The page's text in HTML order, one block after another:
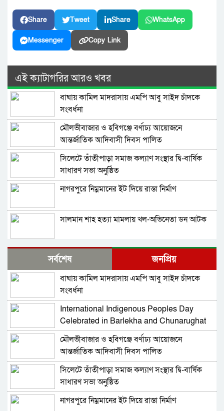
Share Tweet Share WhatsApp
Messenger Copy Link
এই ক্যাটাগরির আরও খবর
বাঘায় কামিল মাদরাসায় এমপি আবু সাইদ চাঁদকে
সংবর্ধনা
মৌলভীবাজার ও হবিগঞ্জে বর্ণাঢ্য আয়োজনে
আন্তর্জাতিক আদিবাসী দিবস পালিত
সিলেটে তাঁতীপাড়া সমাজ কল্যাণ সংস্থার দ্বি-বার্ষিক
সাধারণ সভা অনুষ্ঠিত
নাগরপুরে নিম্নমানের ইট দিয়ে রাস্তা নির্মাণ
সালমান শাহ হত্যা মামলায় খল-অভিনেতা ডন আটক
নাগরপুরে এনসিপির আহ্বায়ক কমিটি অনুমোদন:
আহ্বায়ক তারিয়াশ পলাশ, সদস্য সচিব সরদার
আশরাফ
সবুজ বাংলাদেশ গড়ার প্রত্যয়ে সিলেটে বাবৌযুপ’র
দ্বিতীয় পর্যায়ে বৃক্ষরোপণ কর্মসূচি সম্পন্ন
আবারও আলিয়া মাদ্রাসা এলাকায় সংঘর্ষের আশঙ্কা,
পুলিশ মোতায়েন
সিলেট মিউজিক অ্যাসোসিয়েশন ২১ সদস্যবিশিষ্ট
প্রতিষ্ঠাকালীন কমিটি ঘোষণা
বাঘা পৌরসভায় রাস্তা ও ড্রেনের কাজের ভিত্তিপ্রস্তর
স্থাপন করলেন-এমপি চাঁদ
নিরাপত্তার নিশ্চয়তা পেলে ‘দেশে ফিরতে প্রস্তুত’ সাকিব,
সর্বশেষ জনপ্রিয়
বাঘায় কামিল মাদরাসায় এমপি আবু সাইদ চাঁদকে
সংবর্ধনা
International Indigenous Peoples Day
Celebrated in Barlekha and Chunarughat
মৌলভীবাজার ও হবিগঞ্জে বর্ণাঢ্য আয়োজনে
আন্তর্জাতিক আদিবাসী দিবস পালিত
সিলেটে তাঁতীপাড়া সমাজ কল্যাণ সংস্থার দ্বি-বার্ষিক
সাধারণ সভা অনুষ্ঠিত
নাগরপুরে নিম্নমানের ইট দিয়ে রাস্তা নির্মাণ